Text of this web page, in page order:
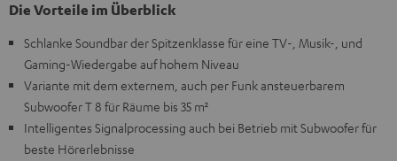
Die Vorteile im Überblick
Schlanke Soundbar der Spitzenklasse für eine TV-, Musik-, und
Gaming-Wiedergabe auf hohem Niveau
Variante mit dem externem, auch per Funk ansteuerbarem
Subwoofer T 8 für Räume bis 35 m²
Intelligentes Signalprocessing auch bei Betrieb mit Subwoofer für
beste Hörerlebnisse